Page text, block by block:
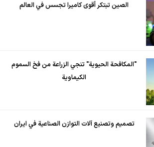
الصين تبتكر أقوى كاميرا تجسس في العالم
"المكافحة الحيوية" تنجي الزراعة من فخ السموم
الكيماوية
تصميم وتصنيع آلات التوازن الصناعية في ايران